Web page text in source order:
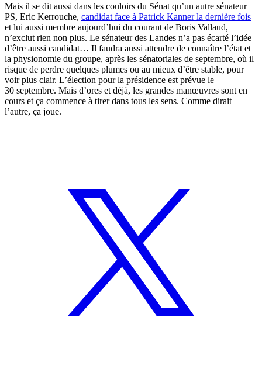
Mais il se dit aussi dans les couloirs du Sénat qu’un autre sénateur
PS, Eric Kerrouche, candidat face à Patrick Kanner la dernière fois
et lui aussi membre aujourd’hui du courant de Boris Vallaud,
n’exclut rien non plus. Le sénateur des Landes n’a pas écarté l’idée
d’être aussi candidat… Il faudra aussi attendre de connaître l’état et
la physionomie du groupe, après les sénatoriales de septembre, où il
risque de perdre quelques plumes ou au mieux d’être stable, pour
voir plus clair. L’élection pour la présidence est prévue le
30 septembre. Mais d’ores et déjà, les grandes manœuvres sont en
cours et ça commence à tirer dans tous les sens. Comme dirait
l’autre, ça joue.